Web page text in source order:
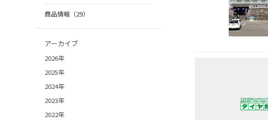
商品情報（29）
アーカイブ
2026年
2025年
2024年
2023年
2022年